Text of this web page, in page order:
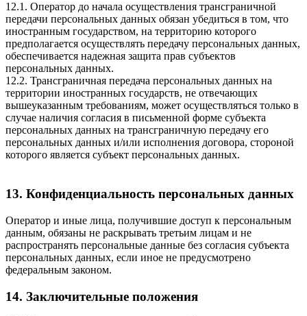
12.1. Оператор до начала осуществления трансграничной
передачи персональных данных обязан убедиться в том, что
иностранным государством, на территорию которого
предполагается осуществлять передачу персональных данных,
обеспечивается надежная защита прав субъектов
персональных данных.
12.2. Трансграничная передача персональных данных на
территории иностранных государств, не отвечающих
вышеуказанным требованиям, может осуществляться только в
случае наличия согласия в письменной форме субъекта
персональных данных на трансграничную передачу его
персональных данных и/или исполнения договора, стороной
которого является субъект персональных данных.
13. Конфиденциальность персональных данных
Оператор и иные лица, получившие доступ к персональным
данным, обязаны не раскрывать третьим лицам и не
распространять персональные данные без согласия субъекта
персональных данных, если иное не предусмотрено
федеральным законом.
14. Заключительные положения